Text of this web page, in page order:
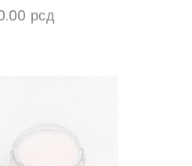
рсд